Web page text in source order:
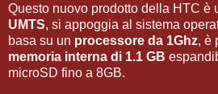
Questo nuovo prodotto della HTC è
UMTS, si appoggia al sistema
basa su un processore da 1Ghz, è
memoria interna di 1.1 GB
microSD fino a 8GB.